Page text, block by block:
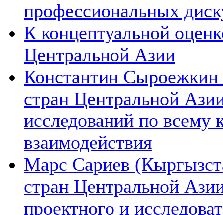
профессиональных
К концептуальной
Центральной Азии
Константин Сыроежкин
стран Центральной
исследований по всему
взаимодействия
Марс Сариев
стран Центральной
проектного и